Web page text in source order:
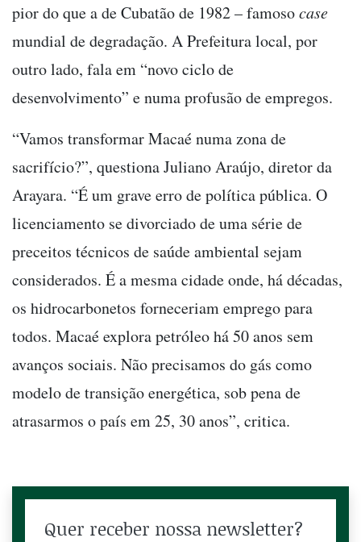
pior do que a de Cubatão de 1982 – famosocase
mundial de degradação. A Prefeitura local, por
outro lado, fala em “novo ciclo de
desenvolvimento” e numa profusão de empregos.
“Vamos transformar Macaé numa zona de
sacrifício?”, questiona Juliano Araújo, diretor da
Arayara. “É um grave erro de política pública. O
licenciamento se divorciado de uma série de
preceitos técnicos de saúde ambiental sejam
considerados. É a mesma cidade onde, há décadas,
os hidrocarbonetos forneceriam emprego para
todos. Macaé explora petróleo há 50 anos sem
avanços sociais. Não precisamos do gás como
modelo de transição energética, sob pena de
atrasarmos o país em 25, 30 anos”, critica.
Quer receber nossa newsletter?